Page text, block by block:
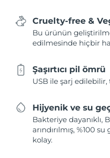
Cruelty-free &
Bu ürünün
edilmesinde hiçbir
Şaşırtıcı pil ömrü
USB ile şarj
Hijyenik ve su
Bakteriye dayanıklı,
arındırılmış, %100
kolay.